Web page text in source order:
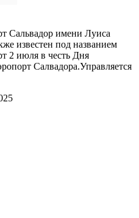
Сальвадор имени Луиса
известен под названием
2 июля в честь Дня
Салвадора.Управляется